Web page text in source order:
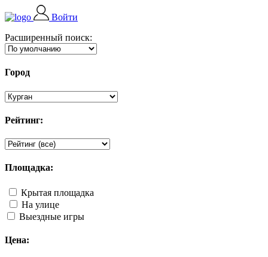
Войти
Расширенный поиск:
Город
Рейтинг:
Площадка:
Крытая площадка
На улице
Выездные игры
Цена: